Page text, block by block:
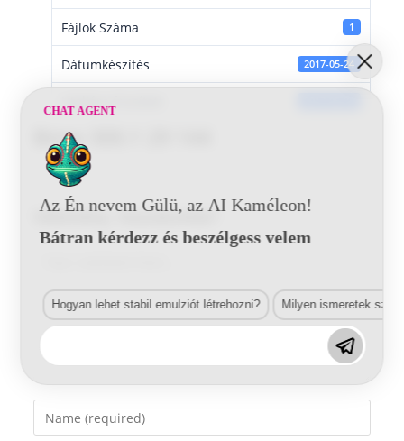
Fájlok Száma 1
Dátumkészítés 2017-05-24
Bmw 300.1 29 144
Vélemény, hozzászólás?
Enter
your
CHAT AGENT
Az Én nevem Gülü, az AI Kaméleon!
Bátran kérdezz és beszélgess velem
Hogyan lehet stabil emulziót létrehozni? Milyen ismeretek